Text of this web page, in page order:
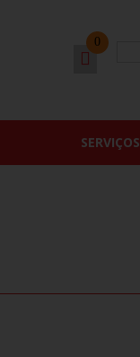
0
SERVIÇOS